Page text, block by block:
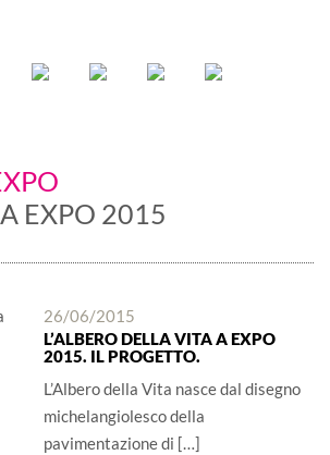
EXPO 2015
26/06/2015
L’ALBERO DELLA VITA A EXPO
2015. IL PROGETTO.
L’Albero della Vita nasce dal disegno
michelangiolesco della
pavimentazione di […]